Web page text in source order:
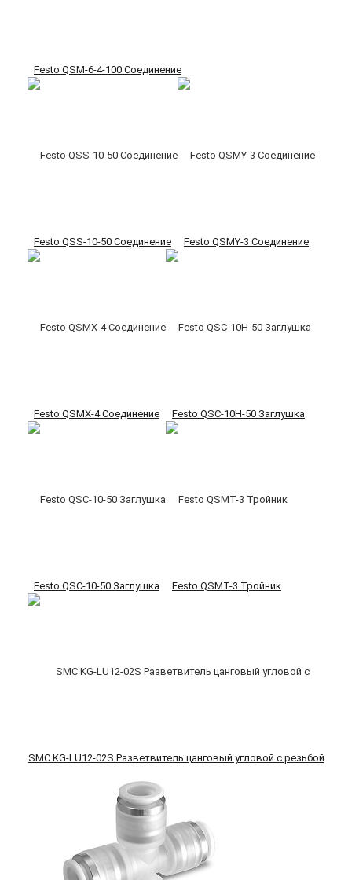
Festo QSM-6-4-100 Соединение
Festo QSS-10-50 Соединение Festo QSMY-3 Соединение
Festo QSMX-4 Соединение Festo QSC-10H-50 Заглушка
Festo QSC-10-50 Заглушка Festo QSMT-3 Тройник
SMC KG-LU12-02S Разветвитель цанговый угловой с резьбой